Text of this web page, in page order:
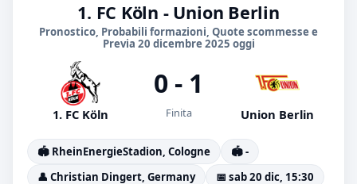
1. FC Köln - Union Berlin
Pronostico, Probabili formazioni, Quote scommesse e
Previa 20 dicembre 2025 oggi
1. FC Köln
0 - 1
Finita Union Berlin
🏟️ RheinEnergieStadion, Cologne
🏟️ -
👤 Christian Dingert, Germany
📅 sab 20 dic, 15:30